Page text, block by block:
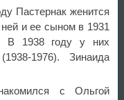
Пастернак женится
и ее сыном в 1931
В 1938 году у них
1976). Зинаида
с Ольгой